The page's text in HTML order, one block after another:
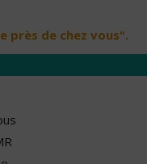
près de chez vous".